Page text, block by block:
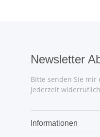
Newsletter
Bitte senden Sie
jederzeit
Informationen